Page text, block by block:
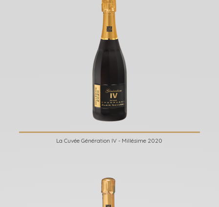
La Cuvée Génération IV - Millésime 2020